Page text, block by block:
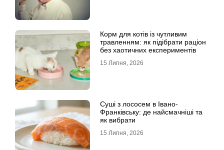
Корм для котів із чутливим
травленням: як підібрати раціон
без хаотичних експериментів
15 Липня, 2026
Суші з лососем в Івано-
Франківську: де найсмачніші та
як вибрати
15 Липня, 2026